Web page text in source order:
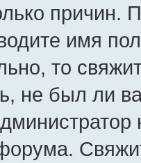
причин.
имя
то
не был ли